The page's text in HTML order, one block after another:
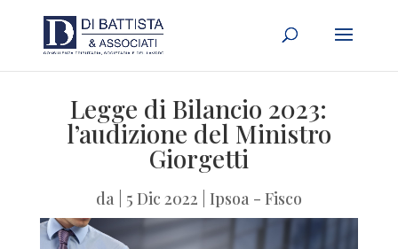
Legge di Bilancio 2023:
l’audizione del Ministro
Giorgetti
da 5 Dic 2022 Ipsoa - Fisco